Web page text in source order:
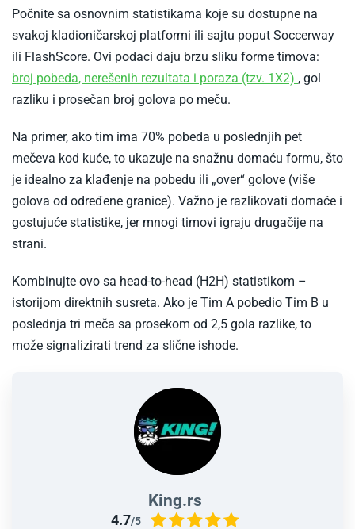
Počnite sa osnovnim statistikama koje su dostupne na
svakoj kladioničarskoj platformi ili sajtu poput Soccerway
ili FlashScore. Ovi podaci daju brzu sliku forme timova:
broj pobeda, nerešenih rezultata i poraza (tzv. 1X2) -, gol
razliku i prosečan broj golova po meču.​
Na primer, ako tim ima 70% pobeda u poslednjih pet
mečeva kod kuće, to ukazuje na snažnu domaću formu, što
je idealno za klađenje na pobedu ili „over“ golove (više
golova od određene granice). Važno je razlikovati domaće i
gostujuće statistike, jer mnogi timovi igraju drugačije na
strani.​
Kombinujte ovo sa head-to-head (H2H) statistikom –
istorijom direktnih susreta. Ako je Tim A pobedio Tim B u
poslednja tri meča sa prosekom od 2,5 gola razlike, to
može signalizirati trend za slične ishode.​
King.rs
4.7/5